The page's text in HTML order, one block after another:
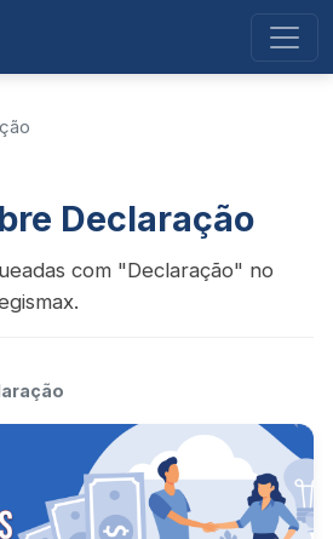
Declaração
com "Declaração" no